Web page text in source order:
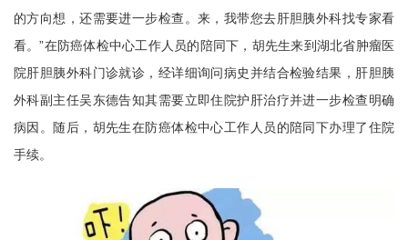
的方向想，还需要进一步检查。来，我带您去肝胆胰外科找专家看
看。”在防癌体检中心工作人员的陪同下，胡先生来到湖北省肿瘤医
院肝胆胰外科门诊就诊，经详细询问病史并结合检验结果，肝胆胰
外科副主任吴东德告知其需要立即住院护肝治疗并进一步检查明确
病因。随后，胡先生在防癌体检中心工作人员的陪同下办理了住院
手续。